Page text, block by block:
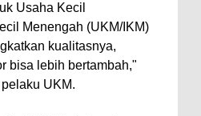
Usaha Kecil
Menengah (UKM/IKM)
kualitasnya,
bisa lebih bertambah,"
UKM.